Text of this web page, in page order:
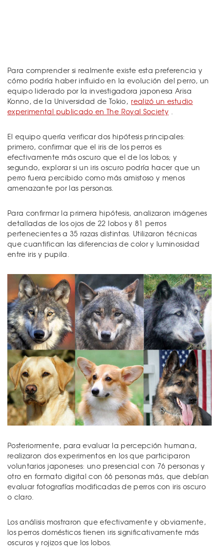
Para comprender si realmente existe esta preferencia y
cómo podría haber influido en la evolución del perro, un
equipo liderado por la investigadora japonesa Arisa
Konno, de la Universidad de Tokio, realizó un estudio
experimental publicado en The Royal Society .
El equipo quería verificar dos hipótesis principales:
primero, confirmar que el iris de los perros es
efectivamente más oscuro que el de los lobos; y
segundo, explorar si un iris oscuro podría hacer que un
perro fuera percibido como más amistoso y menos
amenazante por las personas.
Para confirmar la primera hipótesis, analizaron imágenes
detalladas de los ojos de 22 lobos y 81 perros
pertenecientes a 35 razas distintas. Utilizaron técnicas
que cuantifican las diferencias de color y luminosidad
entre iris y pupila.
Posteriormente, para evaluar la percepción humana,
realizaron dos experimentos en los que participaron
voluntarios japoneses: uno presencial con 76 personas y
otro en formato digital con 66 personas más, que debían
evaluar fotografías modificadas de perros con iris oscuro
o claro.
Los análisis mostraron que efectivamente y obviamente,
los perros domésticos tienen iris significativamente más
oscuros y rojizos que los lobos.